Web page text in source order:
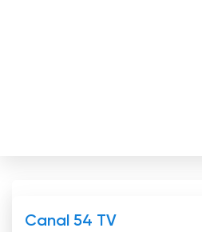
Canal 54 TV